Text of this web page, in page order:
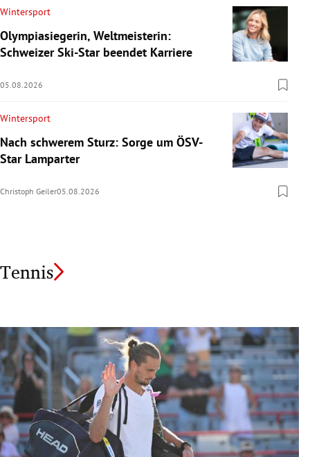
Wintersport
Olympiasiegerin, Weltmeisterin:
Schweizer Ski-Star beendet Karriere
05.08.2026
Wintersport
Nach schwerem Sturz: Sorge um ÖSV-
Star Lamparter
Christoph Geiler05.08.2026
Tennis